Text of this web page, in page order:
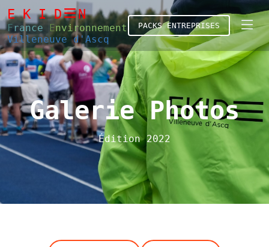
E K I D N
France Environnement
Villeneuve d'Ascq
PACKS ENTREPRISES
Galerie Photos
Édition 2022